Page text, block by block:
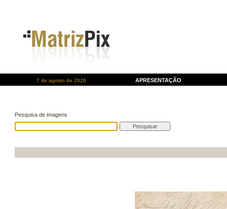
7 de agosto de 2026 APRESENTAÇÃO
Pesquisa de imagens